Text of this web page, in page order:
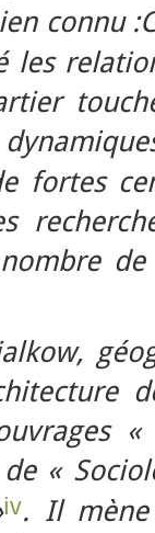
connu
les
fortes
«
iv. Il mène